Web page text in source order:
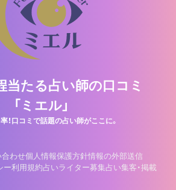
当たる占い師の口コミ
「ミエル」
！口コミで話題の占い師がここに。
わせ個人情報保護方針情報の外部送信
ー利用規約占いライター募集占い集客・掲載